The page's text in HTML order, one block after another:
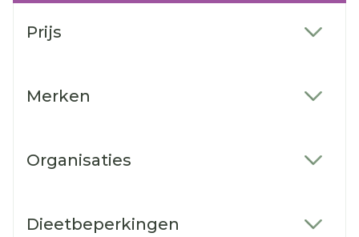
Prijs
Merken
Organisaties
Dieetbeperkingen